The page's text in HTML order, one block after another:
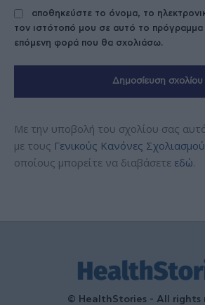
αποθηκεύστε το όνομα, το
τον ιστότοπό μου σε αυτό το πρόγραμμα
επόμενη φορά που θα σχολιάσω.
Με την υποβολή του σχολίου σας
με τους Γενικούς Κανόνες
οποίους μπορείτε να διαβάσετε εδώ.
© HealthStories - All rights